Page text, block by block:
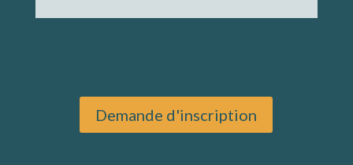
Demande d'inscription